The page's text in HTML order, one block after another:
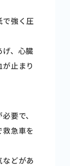
で強く圧
げ、心臓
止まり
要で、
急車を
どがあ